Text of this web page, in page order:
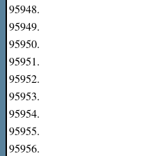
95948.
95949.
95950.
95951.
95952.
95953.
95954.
95955.
95956.